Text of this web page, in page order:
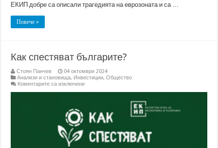
ЕКИП добре са описали трагедията на еврозоната и са …
Повече »
Как спестяват българите?
Стоян Панчев
04 октомври 2024
Анализи и становища, Инвестиции,Общество
Коментарите са изключениза